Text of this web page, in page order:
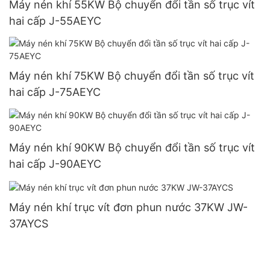
Máy nén khí 55KW Bộ chuyển đổi tần số trục vít
hai cấp J-55AEYC
Máy nén khí 75KW Bộ chuyển đổi tần số trục vít
hai cấp J-75AEYC
Máy nén khí 90KW Bộ chuyển đổi tần số trục vít
hai cấp J-90AEYC
Máy nén khí trục vít đơn phun nước 37KW JW-
37AYCS